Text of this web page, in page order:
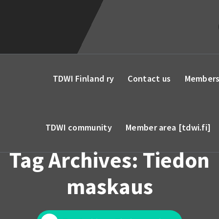
TDWI Finland ry Contact us
TDWI community Member area [tdwi.fi]
Tag Archives: Tiedon
maskaus